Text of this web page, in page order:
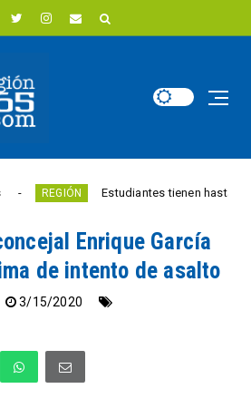
REGIÓN Estudiantes tienen hasta el 28 de
Enrique García
de intento de asalto
3/15/2020